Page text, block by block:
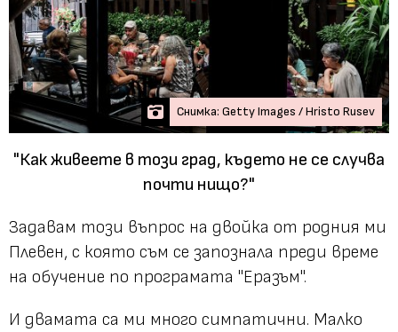
Снимка: Getty Images / Hristo Rusev
"Как живеете в този град, където не се случва
почти нищо?"
Задавам този въпрос на двойка от родния ми
Плевен, с която съм се запознала преди време
на обучение по програмата "Еразъм".
И двамата са ми много симпатични. Малко